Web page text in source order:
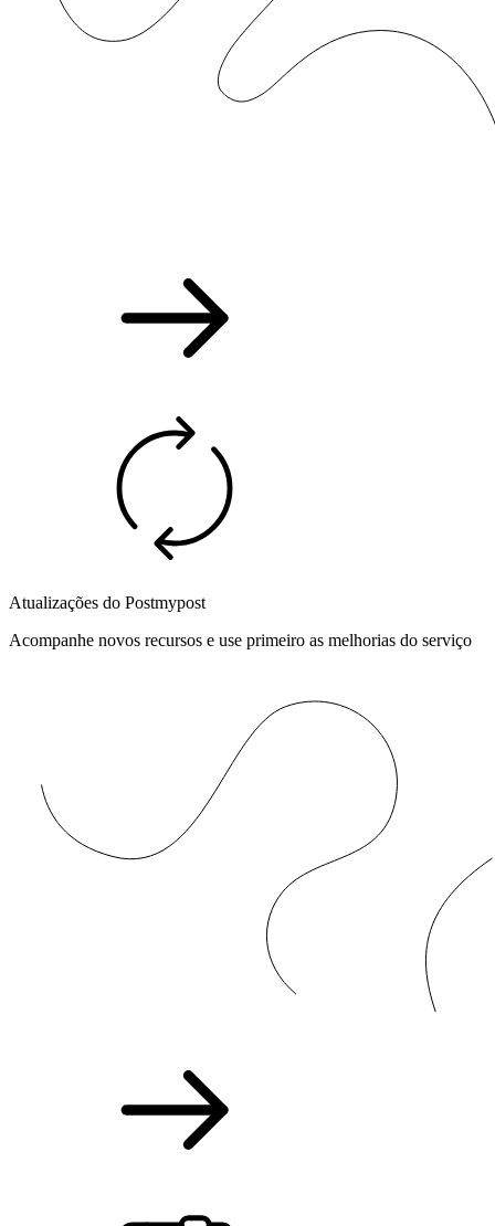
Atualizações do Postmypost
Acompanhe novos recursos e use primeiro as melhorias do serviço